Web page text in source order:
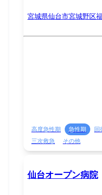
宮城県仙台市宮城野区
高度急性期 急性期 回
三次救急
その他
仙台オープン病院